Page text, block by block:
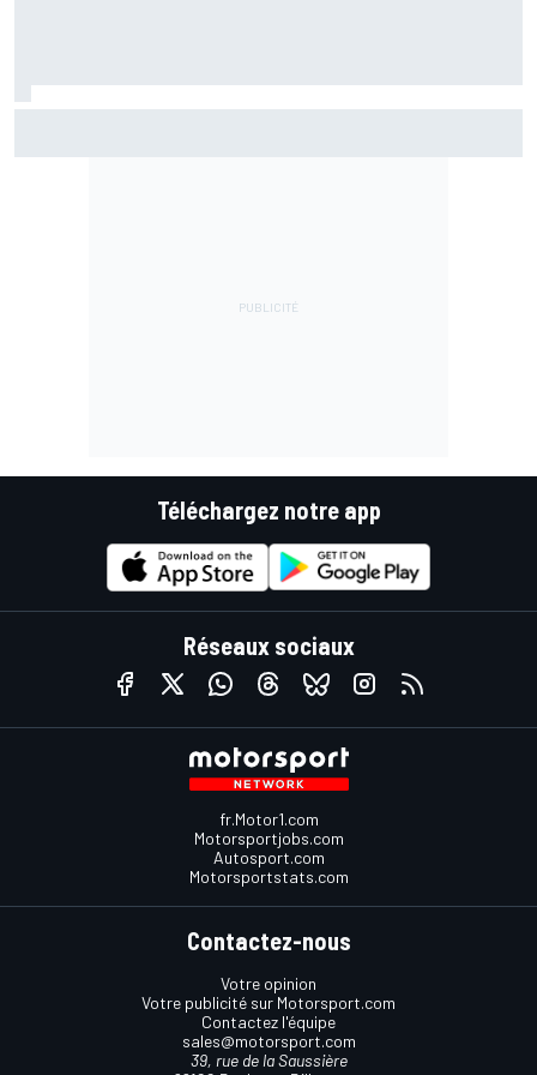
Téléchargez notre app
Réseaux sociaux
fr.Motor1.com
Motorsportjobs.com
Autosport.com
Motorsportstats.com
Contactez-nous
Votre opinion
Votre publicité sur Motorsport.com
Contactez l'équipe
sales@motorsport.com
39, rue de la Saussière